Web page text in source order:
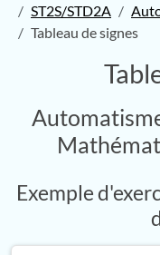
ST2S/STD2A
Tableau de signes
Exemple